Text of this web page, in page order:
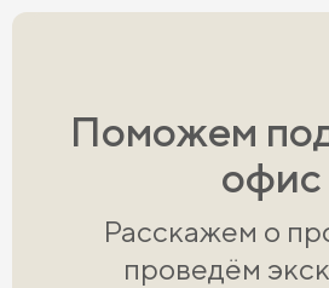
Поможем
офис
Расскажем о
проведём